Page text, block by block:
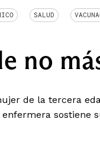
SALUD
no
de la tercera
sostiene